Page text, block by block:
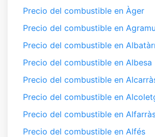
Precio del combustible en Àger
Precio del combustible en
Precio del combustible en
Precio del combustible en Albesa
Precio del combustible en
Precio del combustible en
Precio del combustible en
Precio del combustible en Alfés